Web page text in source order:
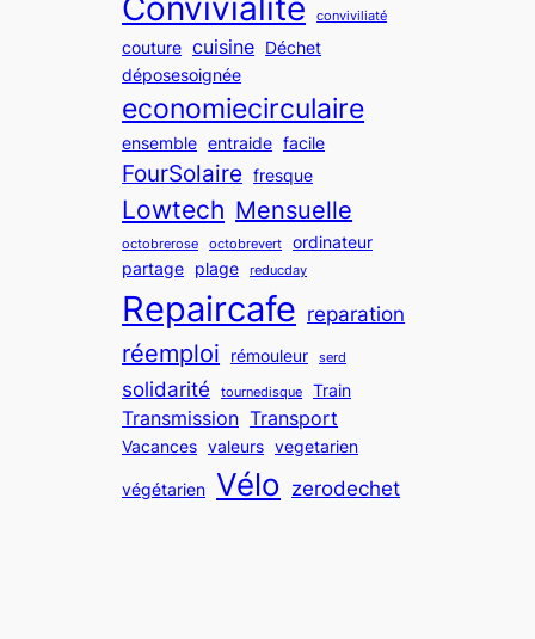
Convivialité conviviliaté
couture cuisine
Déchet
déposesoignée
economiecirculaire
ensemble entraide facile
FourSolaire fresque
Lowtech Mensuelle
octobrerose octobrevert
ordinateur
partage
plage reducday
Repaircafe reparation
réemploi rémouleur serd
solidarité tournedisque Train
Transmission Transport
Vacances valeurs vegetarien
végétarien Vélo zerodechet